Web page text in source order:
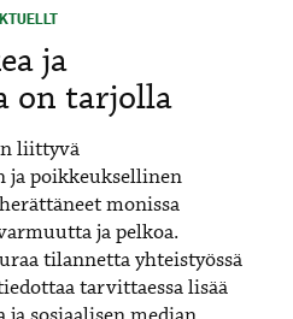
ja
on tarjolla
liittyvä
ja poikkeuksellinen
monissa
ja pelkoa.
tilannetta yhteistyössä
tarvittaessa lisää